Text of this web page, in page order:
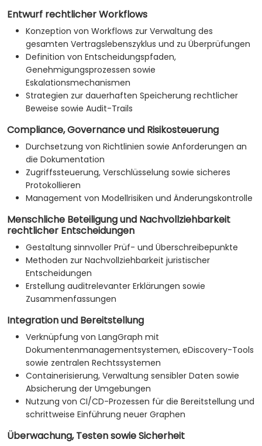
Entwurf rechtlicher Workflows
Konzeption von Workflows zur Verwaltung des
gesamten Vertragslebenszyklus und zu Überprüfungen
Definition von Entscheidungspfaden,
Genehmigungsprozessen sowie
Eskalationsmechanismen
Strategien zur dauerhaften Speicherung rechtlicher
Beweise sowie Audit-Trails
Compliance, Governance und Risikosteuerung
Durchsetzung von Richtlinien sowie Anforderungen an
die Dokumentation
Zugriffssteuerung, Verschlüsselung sowie sicheres
Protokollieren
Management von Modellrisiken und Änderungskontrolle
Menschliche Beteiligung und Nachvollziehbarkeit
rechtlicher Entscheidungen
Gestaltung sinnvoller Prüf- und Überschreibepunkte
Methoden zur Nachvollziehbarkeit juristischer
Entscheidungen
Erstellung auditrelevanter Erklärungen sowie
Zusammenfassungen
Integration und Bereitstellung
Verknüpfung von LangGraph mit
Dokumentenmanagementsystemen, eDiscovery-Tools
sowie zentralen Rechtssystemen
Containerisierung, Verwaltung sensibler Daten sowie
Absicherung der Umgebungen
Nutzung von CI/CD-Prozessen für die Bereitstellung und
schrittweise Einführung neuer Graphen
Überwachung, Testen sowie Sicherheit